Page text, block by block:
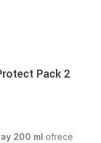
Pack 2
200 ml ofrece